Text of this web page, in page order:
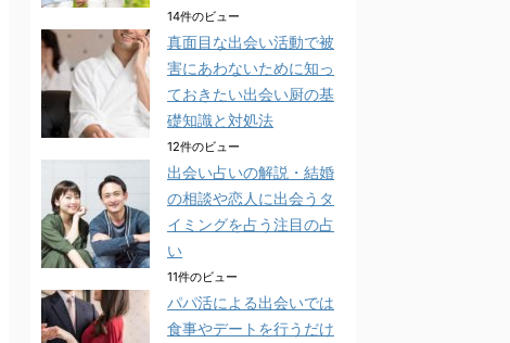
14件のビュー
真面目な出会い活動で被
害にあわないために知っ
ておきたい出会い厨の基
礎知識と対処法
12件のビュー
出会い占いの解説・結婚
の相談や恋人に出会うタ
イミングを占う注目の占
い
11件のビュー
パパ活による出会いでは
食事やデートを行うだけ